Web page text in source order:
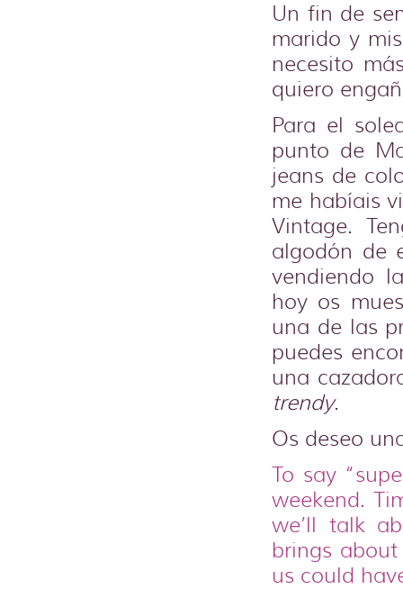
Un fin de
marido y
necesito
quiero
Para el
punto de
jeans de
me habíais
Vintage.
algodón de
vendiendo
hoy os
una de las
puedes
una
trendy.
Os deseo
To say
weekend.
we’ll talk
brings
us could